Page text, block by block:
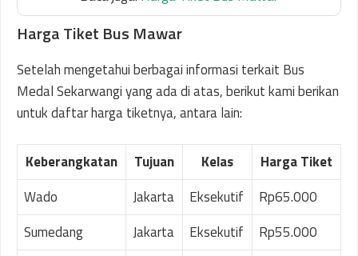
Harga Tiket Bus Mawar
Setelah mengetahui berbagai informasi terkait Bus
Medal Sekarwangi yang ada di atas, berikut kami berikan
untuk daftar harga tiketnya, antara lain:
Keberangkatan Tujuan Kelas
Harga Tiket
Wado
Jakarta Eksekutif
Rp65.000
Sumedang
Jakarta Eksekutif
Rp55.000